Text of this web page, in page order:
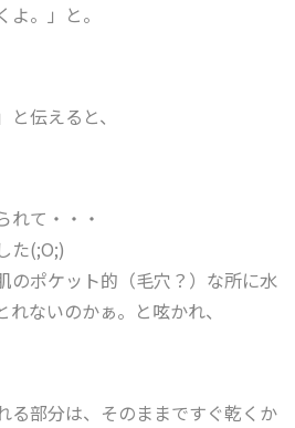
。」と。
と伝えると、
れて・・・
た(;O;)
のポケット的（毛穴？）な所に水
ないのかぁ。と呟かれ、
る部分は、そのままですぐ乾くか